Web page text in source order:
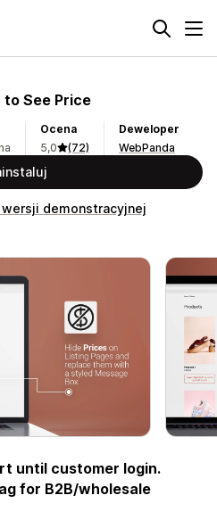
to See Price
Ocena
5,0
(72)
Deweloper
WebPanda
demonstracyjnej
until customer login.
for B2B/wholesale